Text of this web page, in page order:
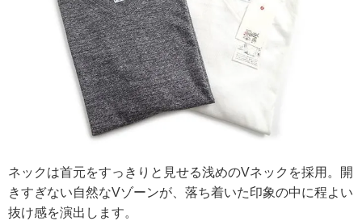
ネックは首元をすっきりと見せる浅めのVネックを採用。開
きすぎない自然なVゾーンが、落ち着いた印象の中に程よい
抜け感を演出します。